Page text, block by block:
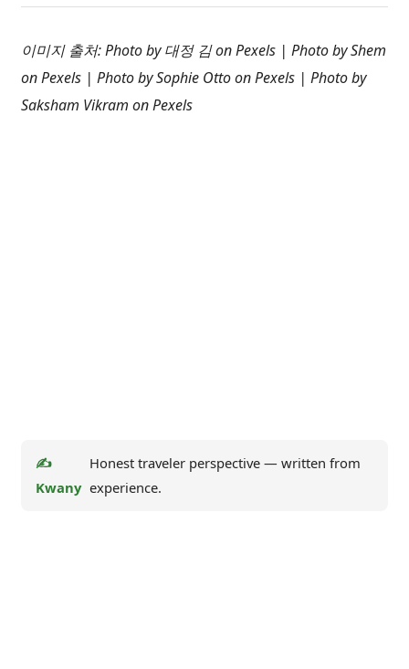
이미지 출처: Photo by 대정 김 on Pexels | Photo by Shem
on Pexels | Photo by Sophie Otto on Pexels | Photo by
Saksham Vikram on Pexels
✍️
Kwany
Honest traveler perspective — written from
experience.